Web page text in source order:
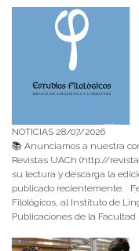
NOTICIAS 28/07/2026
📚 Anunciamos a nuestra
Revistas UACh (http://
su lectura y descarga la
publicado recientemente.
Filológicos, al Instituto de
Publicaciones de la Facultad